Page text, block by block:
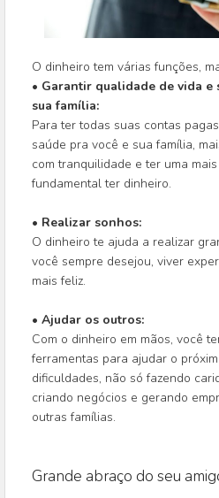
O dinheiro tem várias funções,
• Garantir qualidade de vida e
sua família:
Para ter todas suas contas
saúde pra você e sua família,
com tranquilidade e ter uma
fundamental ter dinheiro.
• Realizar sonhos:
O dinheiro te ajuda a realizar
você sempre desejou, viver
mais feliz.
• Ajudar os outros:
Com o dinheiro em mãos, você
ferramentas para ajudar o
dificuldades, não só fazendo
criando negócios e gerando
outras famílias.
Grande abraço do seu